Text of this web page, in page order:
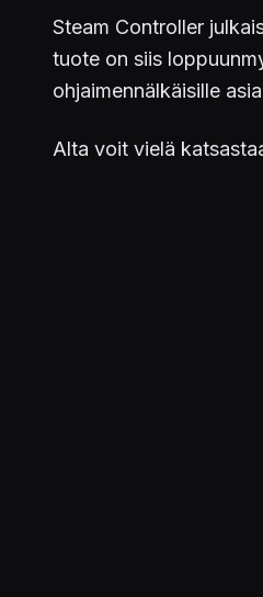
Steam Controller
tuote on siis
ohjaimennälkäisille
Alta voit vielä